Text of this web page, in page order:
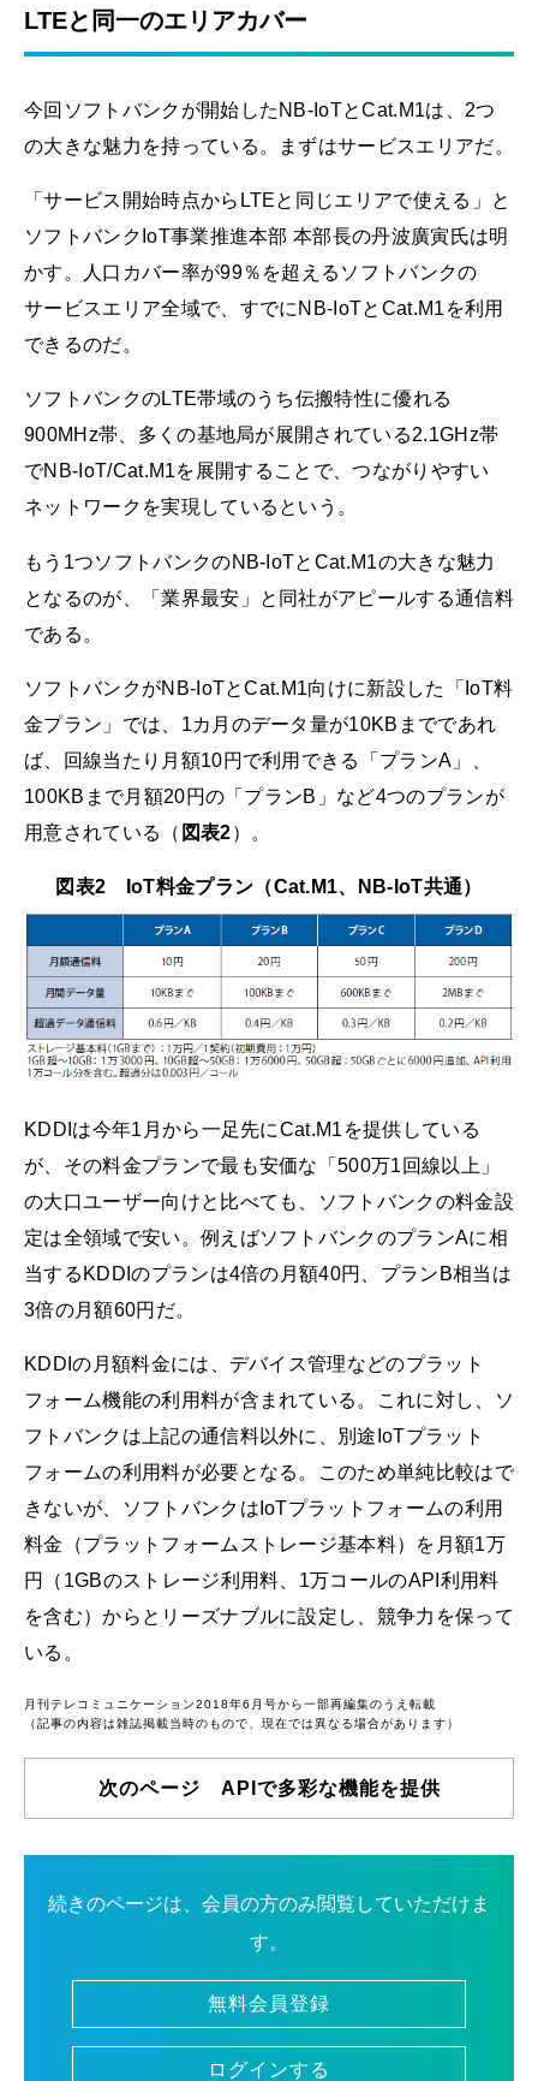
LTEと同一のエリアカバー
今回ソフトバンクが開始したNB-IoTとCat.M1は、2つ
の大きな魅力を持っている。まずはサービスエリアだ。
「サービス開始時点からLTEと同じエリアで使える」と
ソフトバンクIoT事業推進本部 本部長の丹波廣寅氏は明
かす。人口カバー率が99％を超えるソフトバンクの
サービスエリア全域で、すでにNB-IoTとCat.M1を利用
できるのだ。
ソフトバンクのLTE帯域のうち伝搬特性に優れる
900MHz帯、多くの基地局が展開されている2.1GHz帯
でNB-IoT/Cat.M1を展開することで、つながりやすい
ネットワークを実現しているという。
もう1つソフトバンクのNB-IoTとCat.M1の大きな魅力
となるのが、「業界最安」と同社がアピールする通信料
である。
ソフトバンクがNB-IoTとCat.M1向けに新設した「IoT料
金プラン」では、1カ月のデータ量が10KBまでであれ
ば、回線当たり月額10円で利用できる「プランA」、
100KBまで月額20円の「プランB」など4つのプランが
用意されている（ 図表2）。
図表2 IoT料金プラン（Cat.M1、NB-IoT共通）
KDDIは今年1月から一足先にCat.M1を提供している
が、その料金プランで最も安価な「500万1回線以上」
の大口ユーザー向けと比べても、ソフトバンクの料金設
定は全領域で安い。例えばソフトバンクのプランAに相
当するKDDIのプランは4倍の月額40円、プランB相当は
3倍の月額60円だ。
KDDIの月額料金には、デバイス管理などのプラット
フォーム機能の利用料が含まれている。これに対し、ソ
フトバンクは上記の通信料以外に、別途IoTプラット
フォームの利用料が必要となる。このため単純比較はで
きないが、ソフトバンクはIoTプラットフォームの利用
料金（プラットフォームストレージ基本料）を月額1万
円（1GBのストレージ利用料、1万コールのAPI利用料
を含む）からとリーズナブルに設定し、競争力を保って
いる。
月刊テレコミュニケーション2018年6月号から一部再編集のうえ転載
（記事の内容は雑誌掲載当時のもので、現在では異なる場合があります）
次のページ APIで多彩な機能を提供
続きのページは、会員の方のみ閲覧していただけま
す。
無料会員登録
ログインする